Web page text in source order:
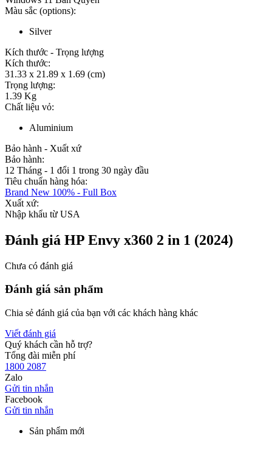
Màu sắc (options):
Silver
Kích thước - Trọng lượng
Kích thước:
31.33 x 21.89 x 1.69 (cm)
Trọng lượng:
1.39 Kg
Chất liệu vỏ:
Aluminium
Bảo hành - Xuất xứ
Bảo hành:
12 Tháng - 1 đổi 1 trong 30 ngày đầu
Tiêu chuẩn hàng hóa:
Brand New 100% - Full Box
Xuất xứ:
Nhập khẩu từ USA
Đánh giá HP Envy x360 2 in 1 (2024)
Chưa có đánh giá
Đánh giá sản phẩm
Chia sẻ đánh giá của bạn với các khách hàng khác
Viết đánh giá
Quý khách cần hỗ trợ?
Tổng đài miễn phí
1800 2087
Zalo
Gửi tin nhắn
Facebook
Gửi tin nhắn
Sản phẩm mới